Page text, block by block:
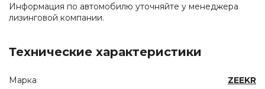
Информация по автомобилю уточняйте у менеджера
лизинговой компании.
Технические характеристики
Марка ZEEKR